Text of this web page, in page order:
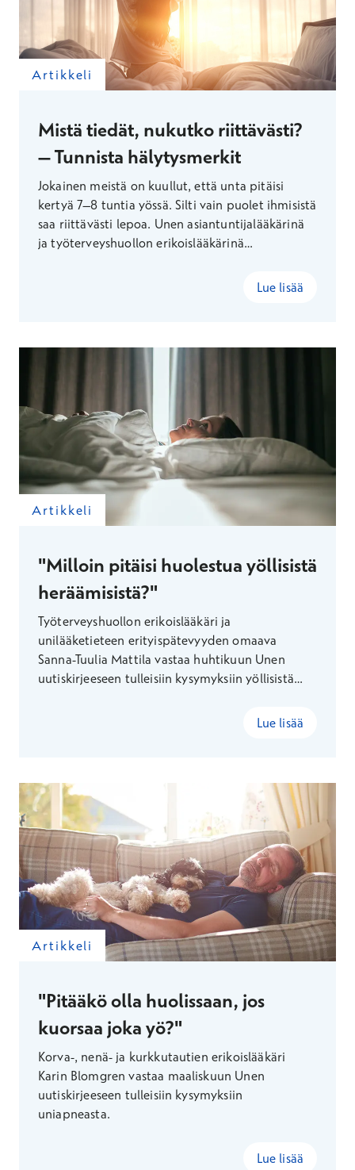
Artikkeli
Mistä tiedät, nukutko riittävästi?
– Tunnista hälytysmerkit
Jokainen meistä on kuullut, että unta pitäisi
kertyä 7–8 tuntia yössä. Silti vain puolet ihmisistä
saa riittävästi lepoa. Unen asiantuntijalääkärinä
ja työterveyshuollon erikoislääkärinä
kertoo, miten ja miksi uneen kannattaa satsata.
Lue lisää
Artikkeli
"Milloin pitäisi huolestua yöllisistä
heräämisistä?"
Työterveyshuollon erikoislääkäri ja
unilääketieteen erityispätevyyden omaava
Sanna-Tuulia Mattila vastaa huhtikuun Unen
uutiskirjeeseen tulleisiin kysymyksiin yöllisistä
Lue lisää
Artikkeli
"Pitääkö olla huolissaan, jos
kuorsaa joka yö?"
Korva-, nenä- ja kurkkutautien erikoislääkäri
Karin Blomgren vastaa maaliskuun Unen
uutiskirjeeseen tulleisiin kysymyksiin
uniapneasta.
Lue lisää